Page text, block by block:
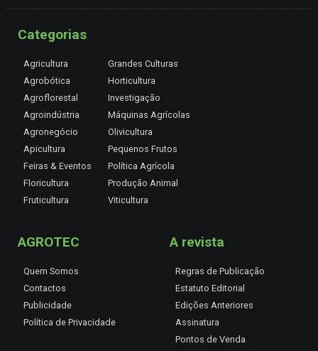
Categorias
Agricultura
Agrobótica
Agroflorestal
Agroindústria
Agronegócio
Apicultura
Feiras & Eventos
Floricultura
Fruticultura
Grandes Culturas
Horticultura
Investigação
Máquinas Agrícolas
Olivicultura
Pequenos Frutos
Política Agrícola
Produção Animal
Viticultura
AGROTEC
Quem Somos
Contactos
Publicidade
Política de Privacidade
A revista
Regras de Publicação
Estatuto Editorial
Edições Anteriores
Assinatura
Pontos de Venda